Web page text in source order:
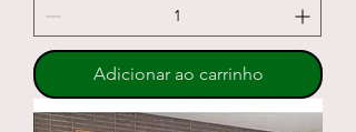
Adicionar ao carrinho